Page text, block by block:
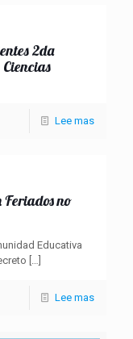
2da
Lee mas
Feriados no
Educativa
[…]
Lee mas